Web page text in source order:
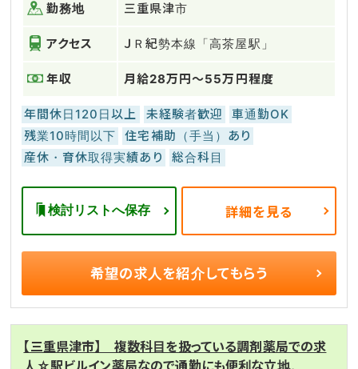
勤務地 三重県津市
アクセス ＪＲ紀勢本線「高茶屋駅」
年収 月給28万円～55万円程度
年間休日120日以上 未経験者歓迎
車通勤OK
残業10時間以下
住宅補助（手当）あり
産休・育休取得実績あり
総合科目
検討リストへ保存 詳細を見る
希望の求人を紹介してもらう
【三重県津市】 複数科目を扱っている調剤薬局での求
人☆駅ビルイン薬局なので通勤にも便利な立地。